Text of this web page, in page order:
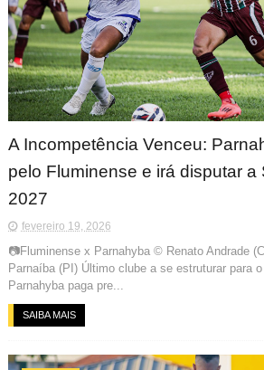
A Incompetência Venceu:
pelo Fluminense e irá disputar a
2027
fevereiro 19, 2026
📷Fluminense x Parnahyba © Renato Andrade
Parnaíba (PI) Último clube a se estruturar para o
Parnahyba paga pre...
SAIBA MAIS